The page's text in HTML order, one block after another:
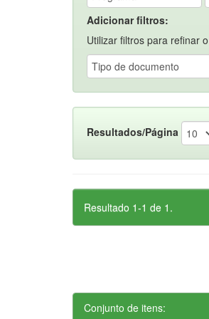
Adicionar filtros:
Utilizar filtros para refinar
Resultados/Página
Resultado 1-1 de 1.
Conjunto de itens: